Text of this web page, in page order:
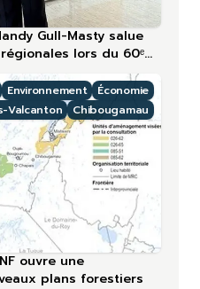
Gull-Masty salue
lors du 60ᵉ
Environnement
Économie
Valcanton
Chibougamau
ouvre une
plans forestiers